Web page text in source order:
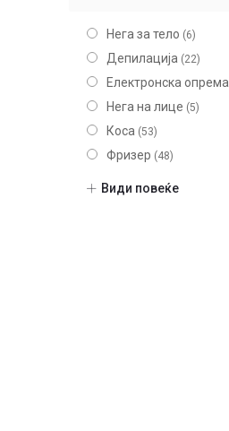
Нега за тело (6)
Депилација (22)
Електронска опрема
Нега на лице (5)
Коса (53)
Фризер (48)
(20)
Види повеќе